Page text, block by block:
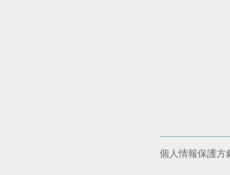
個人情報保護方